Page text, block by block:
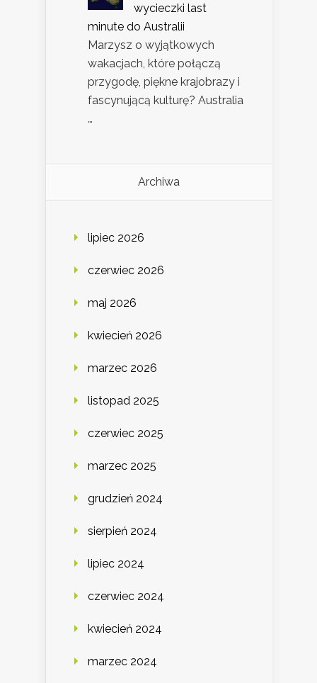
wycieczki last
minute do Australii
Marzysz o wyjątkowych
wakacjach, które połączą
przygodę, piękne krajobrazy i
fascynującą kulturę? Australia
…
Archiwa
lipiec 2026
czerwiec 2026
maj 2026
kwiecień 2026
marzec 2026
listopad 2025
czerwiec 2025
marzec 2025
grudzień 2024
sierpień 2024
lipiec 2024
czerwiec 2024
kwiecień 2024
marzec 2024